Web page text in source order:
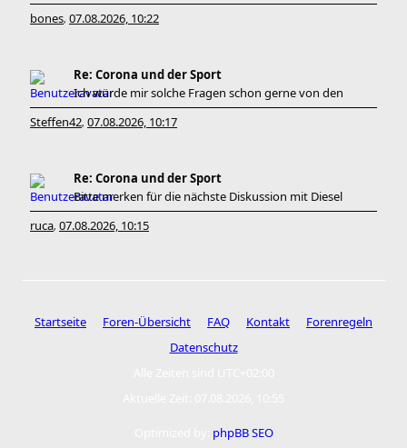
bones, 07.08.2026, 10:22
Re: Corona und der Sport
Ich würde mir solche Fragen schon gerne von den
Steffen42, 07.08.2026, 10:17
Re: Corona und der Sport
Bitte merken für die nächste Diskussion mit Diesel
ruca, 07.08.2026, 10:15
Startseite Foren-Übersicht FAQ Kontakt
Forenregeln
Datenschutz
phpBB SEO